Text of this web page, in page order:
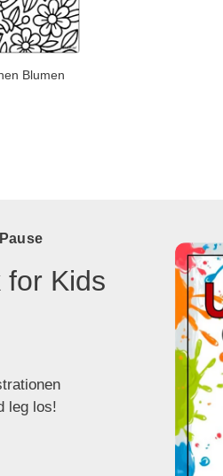
Blumen
for Kids
leg los!